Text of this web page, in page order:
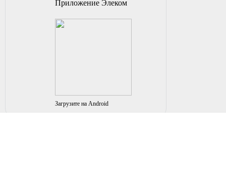
Приложение Элеком
Загрузите на Android